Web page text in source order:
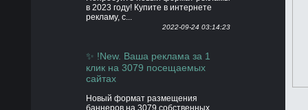
в 2023 году! Купите в интернете
рекламу, с...
2022-09-24 03:14:23
✨ !New. Ваша реклама за 1
клик на 3079 посещаемых
сайтах
Новый формат размещения
баннеров на 3079 собственных